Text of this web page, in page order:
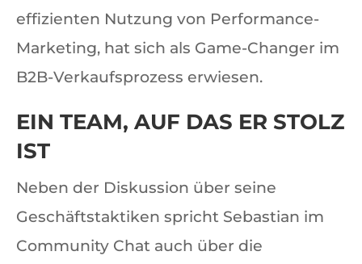
effizienten Nutzung von Performance-
Marketing, hat sich als Game-Changer im
B2B-Verkaufsprozess erwiesen.
EIN TEAM, AUF DAS ER STOLZ
IST
Neben der Diskussion über seine
Geschäftstaktiken spricht Sebastian im
Community Chat auch über die